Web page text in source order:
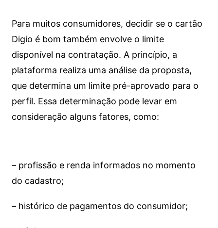
Para muitos consumidores, decidir se o cartão
Digio é bom também envolve o limite
disponível na contratação. A princípio, a
plataforma realiza uma análise da proposta,
que determina um limite pré-aprovado para o
perfil. Essa determinação pode levar em
consideração alguns fatores, como:
– profissão e renda informados no momento
do cadastro;
– histórico de pagamentos do consumidor;